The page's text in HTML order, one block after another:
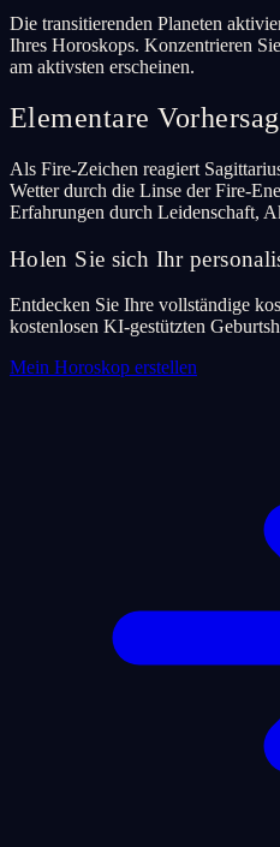
Die transitierenden Planeten
Ihres Horoskops. Konzentrieren
am aktivsten erscheinen.
Elementare
Als Fire-Zeichen reagiert
Wetter durch die Linse der Fire-
Erfahrungen durch Leidenschaft,
Holen Sie sich Ihr
Entdecken Sie Ihre vollständige
kostenlosen KI-gestützten
Mein Horoskop erstellen